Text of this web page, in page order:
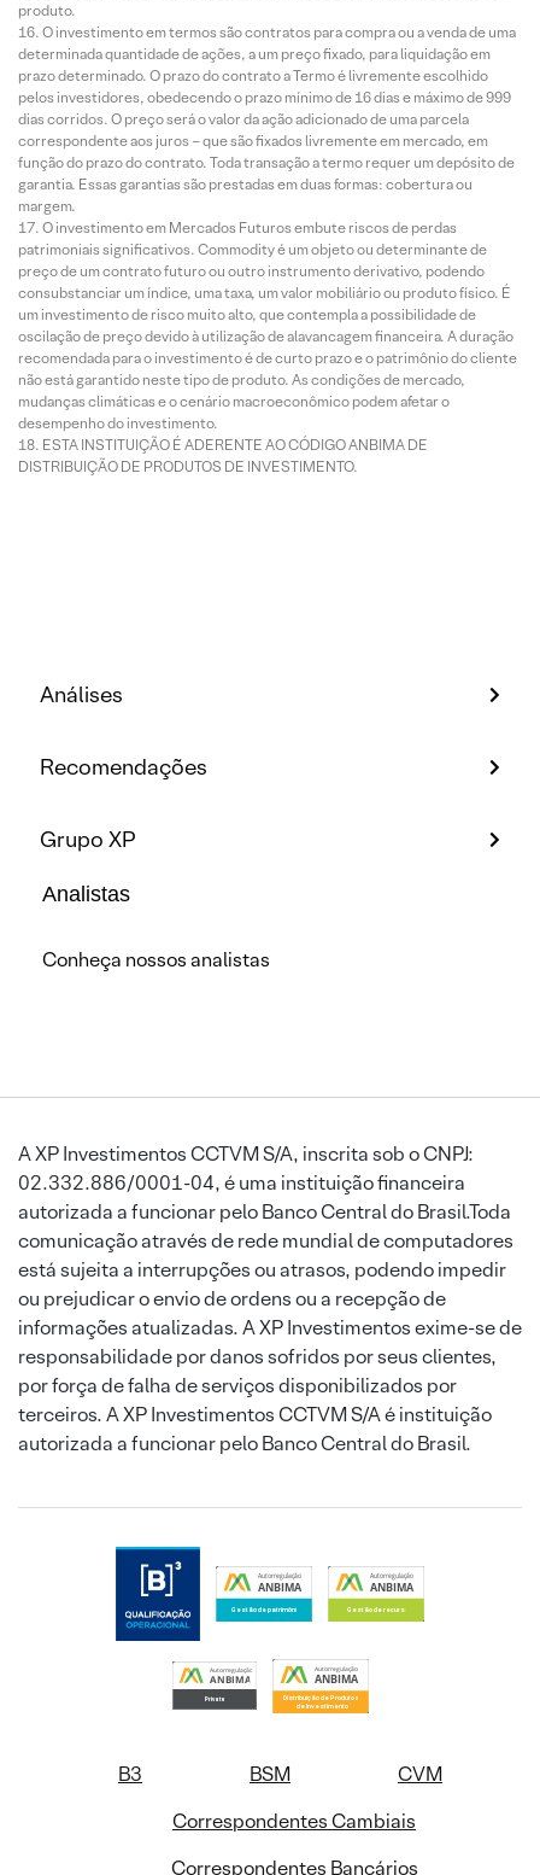
produto.
O investimento em termos são contratos para compra ou a venda de uma
determinada quantidade de ações, a um preço fixado, para liquidação em
prazo determinado. O prazo do contrato a Termo é livremente escolhido
pelos investidores, obedecendo o prazo mínimo de 16 dias e máximo de 999
dias corridos. O preço será o valor da ação adicionado de uma parcela
correspondente aos juros – que são fixados livremente em mercado, em
função do prazo do contrato. Toda transação a termo requer um depósito de
garantia. Essas garantias são prestadas em duas formas: cobertura ou
margem.
O investimento em Mercados Futuros embute riscos de perdas
patrimoniais significativos. Commodity é um objeto ou determinante de
preço de um contrato futuro ou outro instrumento derivativo, podendo
consubstanciar um índice, uma taxa, um valor mobiliário ou produto físico. É
um investimento de risco muito alto, que contempla a possibilidade de
oscilação de preço devido à utilização de alavancagem financeira. A duração
recomendada para o investimento é de curto prazo e o patrimônio do cliente
não está garantido neste tipo de produto. As condições de mercado,
mudanças climáticas e o cenário macroeconômico podem afetar o
desempenho do investimento.
ESTA INSTITUIÇÃO É ADERENTE AO CÓDIGO ANBIMA DE
DISTRIBUIÇÃO DE PRODUTOS DE INVESTIMENTO.
Análises
Recomendações
Grupo XP
Analistas
Conheça nossos analistas
A XP Investimentos CCTVM S/A, inscrita sob o CNPJ:
02.332.886/0001-04, é uma instituição financeira
autorizada a funcionar pelo Banco Central do Brasil.Toda
comunicação através de rede mundial de computadores
está sujeita a interrupções ou atrasos, podendo impedir
ou prejudicar o envio de ordens ou a recepção de
informações atualizadas. A XP Investimentos exime-se de
responsabilidade por danos sofridos por seus clientes,
por força de falha de serviços disponibilizados por
terceiros. A XP Investimentos CCTVM S/A é instituição
autorizada a funcionar pelo Banco Central do Brasil.
B3 BSM
CVM
Correspondentes Cambiais
Correspondentes Bancários